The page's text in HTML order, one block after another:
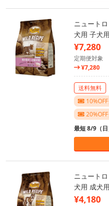
ニュート
犬用 子犬
¥7,280
定期便対象
¥7,280
送料無料
最短 8/9（日
ニュート
犬用 成犬
¥4,180